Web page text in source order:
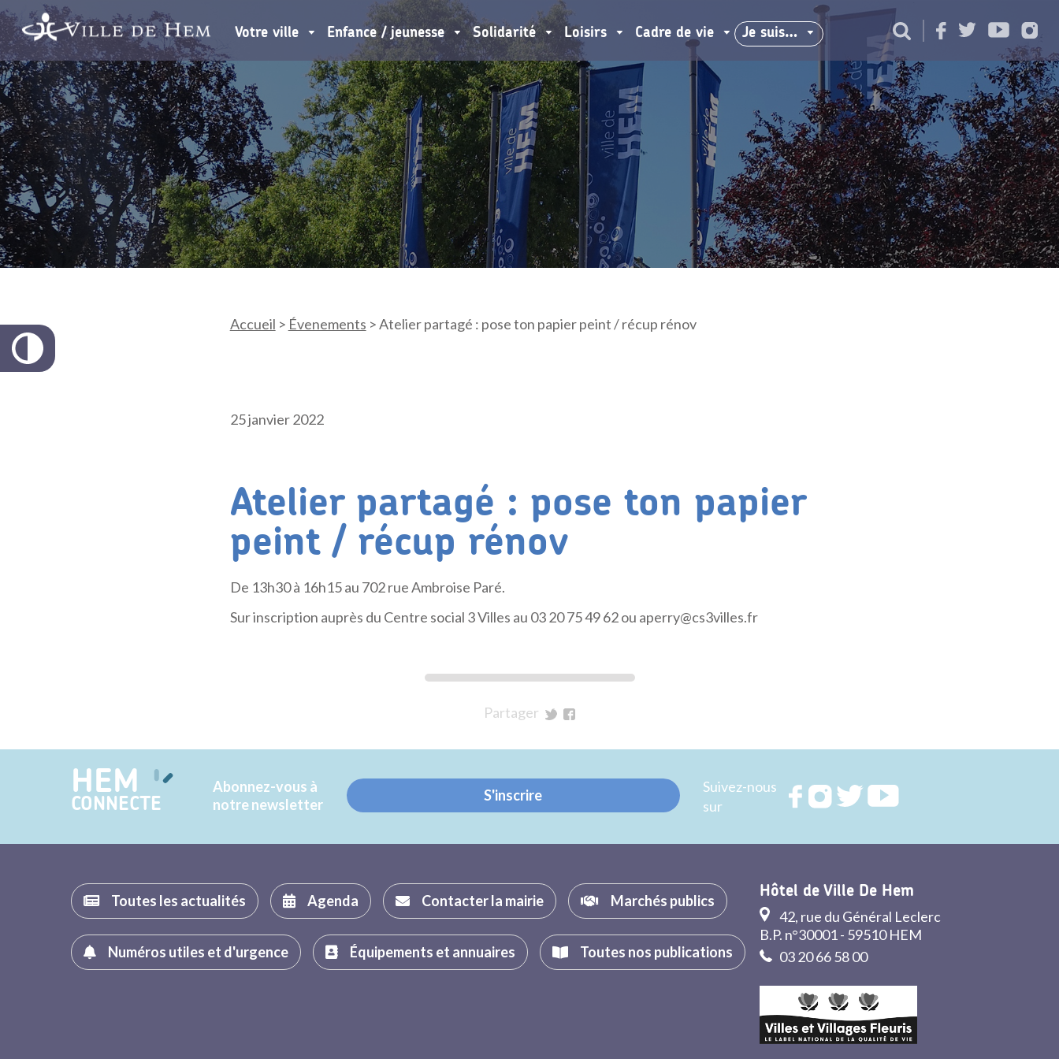
Votre ville Enfance / jeunesse Solidarité Loisirs Cadre de vie Je suis…
Accueil > Évenements >Atelier partagé : pose ton papier peint / récup rénov
25 janvier 2022
Atelier partagé : pose ton papier
peint / récup rénov
De 13h30 à 16h15 au 702 rue Ambroise Paré.
Sur inscription auprès du Centre social 3 Villes au 03 20 75 49 62 ou aperry@cs3villes.fr
Partager
Twitter
Facebook
HEM
CONNECTE
Abonnez-vous à
notre newsletter
S'inscrire
Suivez-nous
sur
RejoignezRejoignezRejoignez
Toutes les actualités Agenda Contacter la mairie Marchés publics
Numéros utiles et d'urgence Équipements et annuaires Toutes nos publications
Hôtel de Ville De Hem
42, rue du Général Leclerc
B.P. n°30001 - 59510 HEM
03 20 66 58 00